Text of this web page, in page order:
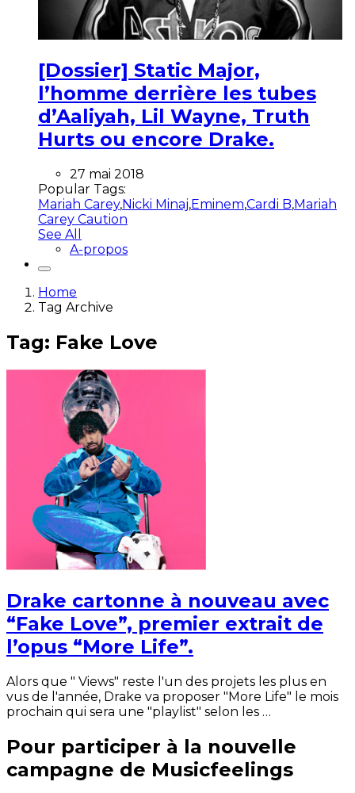
[Dossier] Static Major,
l’homme derrière les tubes
d’Aaliyah, Lil Wayne, Truth
Hurts ou encore Drake.
27 mai 2018
Popular Tags:
Mariah Carey,Nicki Minaj,Eminem,Cardi B,Mariah
Carey Caution
See All
A-propos
Home
Tag Archive
Tag: Fake Love
Drake cartonne à nouveau avec
“Fake Love”, premier extrait de
l’opus “More Life”.
Alors que " Views" reste l'un des projets les plus en
vus de l'année, Drake va proposer "More Life" le mois
prochain qui sera une "playlist" selon les …
Pour participer à la nouvelle
campagne de Musicfeelings